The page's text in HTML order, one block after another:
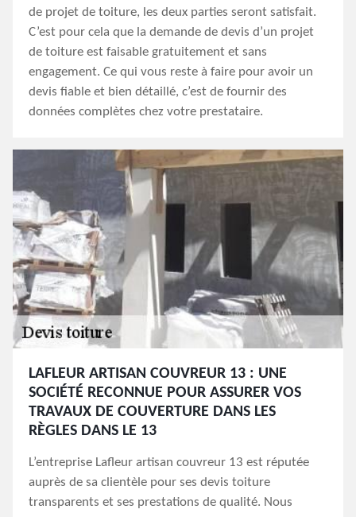
de projet de toiture, les deux parties seront satisfait.
C’est pour cela que la demande de devis d’un projet
de toiture est faisable gratuitement et sans
engagement. Ce qui vous reste à faire pour avoir un
devis fiable et bien détaillé, c’est de fournir des
données complètes chez votre prestataire.
LAFLEUR ARTISAN COUVREUR 13 : UNE
SOCIÉTÉ RECONNUE POUR ASSURER VOS
TRAVAUX DE COUVERTURE DANS LES
RÈGLES DANS LE 13
L’entreprise Lafleur artisan couvreur 13 est réputée
auprès de sa clientèle pour ses devis toiture
transparents et ses prestations de qualité. Nous